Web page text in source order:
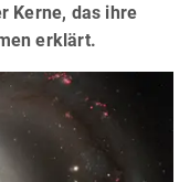
Kerne, das ihre
erklärt.